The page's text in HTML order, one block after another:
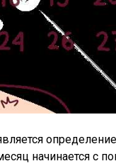
определение
начинается с